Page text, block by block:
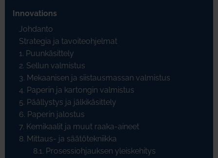
Innovations
Johdanto
Strategia ja tavoiteohjelmat
1. Puunkäsittely
2. Sellun valmistus
3. Mekaanisen ja siistausmassan valmistus
4. Paperin ja kartongin valmistus
5. Päällystys ja jälkikäsittely
6. Paperin jalostus
7. Kemikaalit ja muut raaka-aineet
8. Mittaus- ja säätötekniikka
8.1. Prosessiohjauksen yleiskehitys